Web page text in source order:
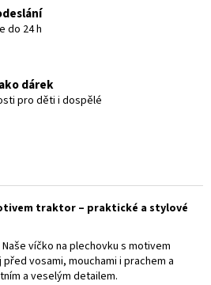
do 24 h
dárek
pro děti i dospělé
traktor – praktické a stylové
víčko na plechovku s motivem
před vosami, mouchami i prachem a
a veselým detailem.